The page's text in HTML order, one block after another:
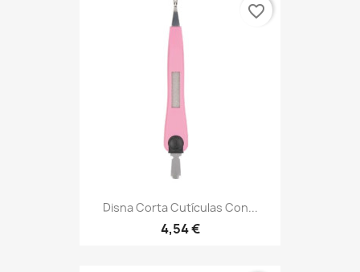
Disna Corta Cutículas Con...
4,54 €
favorite_border